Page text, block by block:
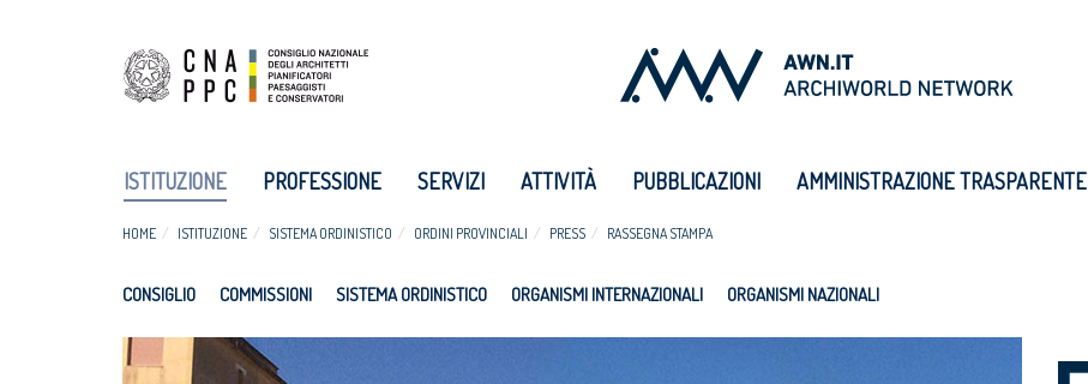
ISTITUZIONE PROFESSIONE SERVIZI ATTIVITÀ PUBBLICAZIONI AMMINISTRAZIONE TRASPARENTE
HOME ISTITUZIONE SISTEMA ORDINISTICO ORDINI PROVINCIALI PRESS RASSEGNA STAMPA
CONSIGLIO COMMISSIONI SISTEMA ORDINISTICO ORGANISMI INTERNAZIONALI ORGANISMI NAZIONALI